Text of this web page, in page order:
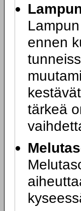
ennen
tärkeä